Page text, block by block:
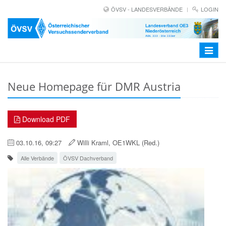
ÖVSV - LANDESVERBÄNDE LOGIN
Toggle
Neue Homepage für DMR Austria
Download PDF
03.10.16, 09:27 Willi Kraml, OE1WKL (Red.)
Alle Verbände ÖVSV Dachverband